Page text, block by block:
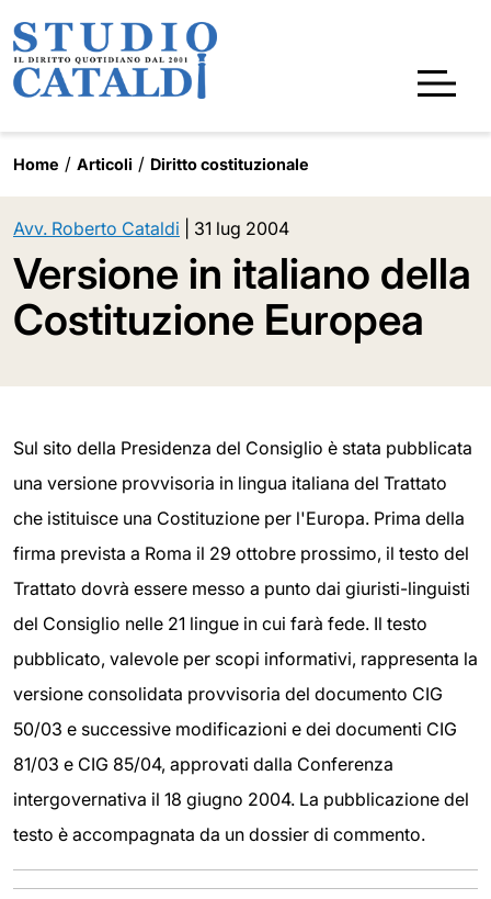
Home Articoli Diritto costituzionale
Avv. Roberto Cataldi 31 lug 2004
Versione in italiano della
Costituzione Europea
Sul sito della Presidenza del Consiglio è stata pubblicata
una versione provvisoria in lingua italiana del Trattato
che istituisce una Costituzione per l'Europa. Prima della
firma prevista a Roma il 29 ottobre prossimo, il testo del
Trattato dovrà essere messo a punto dai giuristi-linguisti
del Consiglio nelle 21 lingue in cui farà fede. Il testo
pubblicato, valevole per scopi informativi, rappresenta la
versione consolidata provvisoria del documento CIG
50/03 e successive modificazioni e dei documenti CIG
81/03 e CIG 85/04, approvati dalla Conferenza
intergovernativa il 18 giugno 2004. La pubblicazione del
testo è accompagnata da un dossier di commento.